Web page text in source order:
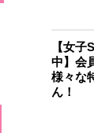
【女
中】会
様々な
ん！